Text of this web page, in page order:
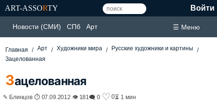
ART-ASSORTY Войти
Новости (СМИ) СПб Арт ☰ Меню
Главная Арт Художники мира
Русские художники и картины
Зацелованная
Зацелованная
✎ Блинцов ⏱ 07.09.2012 👁 181🗨 0 ♡ 0⏳ 1 мин